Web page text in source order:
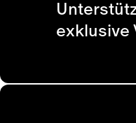
exklusive